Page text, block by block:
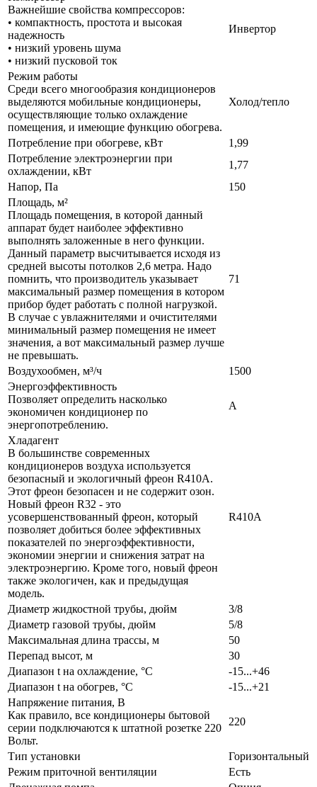
Важнейшие свойства компрессоров:
• компактность, простота и высокая
надежность
• низкий уровень шума
• низкий пусковой ток
Инвертор
Режим работы
Среди всего многообразия кондиционеров
выделяются мобильные кондиционеры,
осуществляющие только охлаждение
помещения, и имеющие функцию обогрева.
Холод/тепло
Потребление при обогреве, кВт
1,99
Потребление электроэнергии при
охлаждении, кВт
1,77
Напор, Па
150
Площадь, м²
Площадь помещения, в которой данный
аппарат будет наиболее эффективно
выполнять заложенные в него функции.
Данный параметр высчитывается исходя из
средней высоты потолков 2,6 метра. Надо
помнить, что производитель указывает
максимальный размер помещения в котором
прибор будет работать с полной нагрузкой.
В случае с увлажнителями и очистителями
минимальный размер помещения не имеет
значения, а вот максимальный размер лучше
не превышать.
71
Воздухообмен, м³/ч
1500
Энергоэффективность
Позволяет определить насколько
экономичен кондиционер по
энергопотреблению.
A
Хладагент
В большинстве современных
кондиционеров воздуха используется
безопасный и экологичный фреон R410A.
Этот фреон безопасен и не содержит озон.
Новый фреон R32 - это
усовершенствованный фреон, который
позволяет добиться более эффективных
показателей по энергоэффективности,
экономии энергии и снижения затрат на
электроэнергию. Кроме того, новый фреон
также экологичен, как и предыдущая
модель.
R410A
Диаметр жидкостной трубы, дюйм
3/8
Диаметр газовой трубы, дюйм
5/8
Максимальная длина трассы, м
50
Перепад высот, м
30
Диапазон t на охлаждение, °С
-15...+46
Диапазон t на обогрев, °С
-15...+21
Напряжение питания, В
Как правило, все кондиционеры бытовой
серии подключаются к штатной розетке 220
Вольт.
220
Тип установки
Горизонтальный
Режим приточной вентиляции
Есть